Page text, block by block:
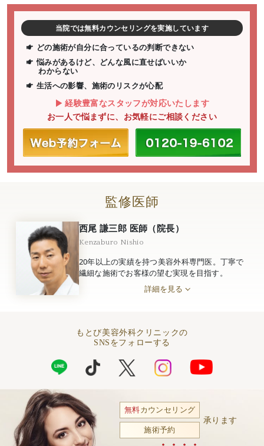
当院では無料カウンセリングを実施しています
どの施術が自分に合っているの判断できない
悩みがあるけど、どんな風に直せばいいか
わからない
生活への影響、施術のリスクが心配
経験豊富なスタッフが対応いたします
お一人で悩まずに、お気軽にご相談ください
監修医師
西尾 謙三郎 医師（院長）
Kenzaburo Nishio
20年以上の実績を持つ美容外科専門医。丁寧で
繊細な施術でお客様の望む実現を目指す。
詳細を見る
もとび美容外科クリニックの
SNSをフォローする
無料カウンセリング
施術予約
承ります